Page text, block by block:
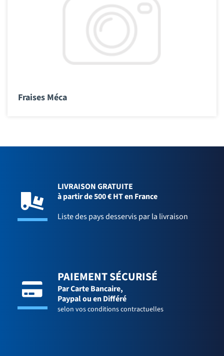
Fraises Méca
LIVRAISON GRATUITE
à partir de 500 € HT en France
Liste des pays desservis par la livraison
PAIEMENT SÉCURISÉ
Par Carte Bancaire,
Paypal ou en Différé
selon vos conditions contractuelles